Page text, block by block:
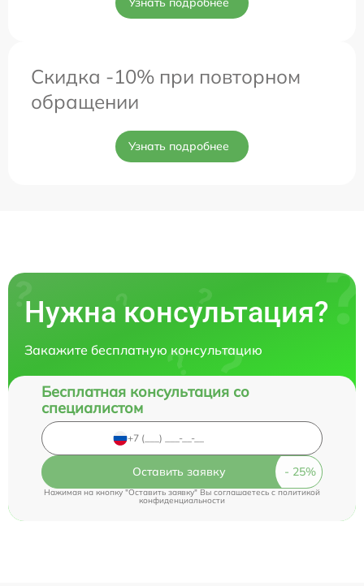
Скидка -10% при повторном
обращении
Узнать подробнее
Нужна консультация?
Закажите бесплатную консультацию
Бесплатная консультация со
специалистом
Оставить заявку
Нажимая на кнопку "Оставить заявку" Вы соглашаетесь cполитикой
конфиденциальности